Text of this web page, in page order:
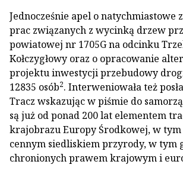
Jednocześnie apel o natychmiastowe
prac związanych z wycinką drzew
powiatowej nr 1705G na odcinku
Kołczygłowy oraz o opracowanie
projektu inwestycji przebudowy
12835 osób2. Interweniowała też
Tracz wskazując w piśmie do
są już od ponad 200 lat elementem
krajobrazu Europy Środkowej, w tym
cennym siedliskiem przyrody, w tym
chronionych prawem krajowym i